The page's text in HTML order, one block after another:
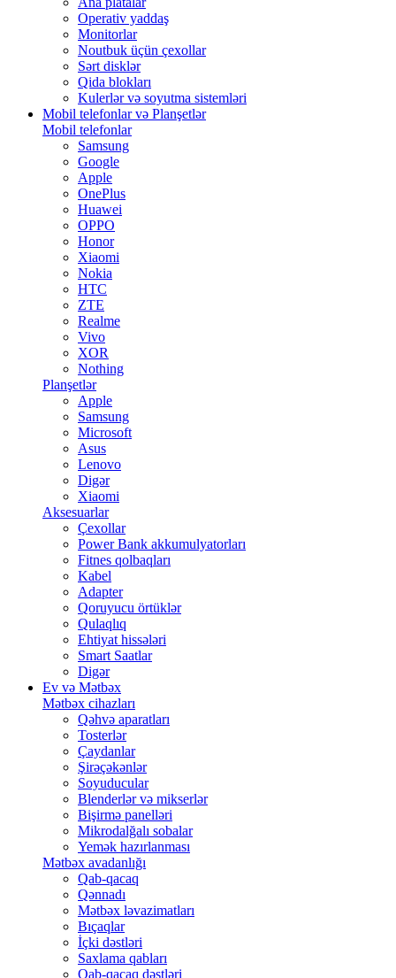
Operativ yaddaş
Monitorlar
Noutbuk üçün çexollar
Sərt disklər
Qida blokları
Kulerlər və soyutma sistemləri
Mobil telefonlar və Planşetlər
Mobil telefonlar
Samsung
Google
Apple
OnePlus
Huawei
OPPO
Honor
Xiaomi
Nokia
HTC
ZTE
Realme
Vivo
XOR
Nothing
Planşetlər
Apple
Samsung
Microsoft
Asus
Lenovo
Digər
Xiaomi
Aksesuarlar
Çexollar
Power Bank akkumulyatorları
Fitnes qolbaqları
Kabel
Adapter
Qoruyucu örtüklər
Qulaqlıq
Ehtiyat hissələri
Smart Saatlar
Digər
Ev və Mətbəx
Mətbəx cihazları
Qəhvə aparatları
Tosterlər
Çaydanlar
Şirəçəkənlər
Soyuducular
Blenderlər və mikserlər
Bişirmə panelləri
Mikrodalğalı sobalar
Yemək hazırlanması
Mətbəx avadanlığı
Qab-qacaq
Qənnadı
Mətbəx ləvazimatları
Bıçaqlar
İçki dəstləri
Saxlama qabları
Qab-qacaq dəstləri